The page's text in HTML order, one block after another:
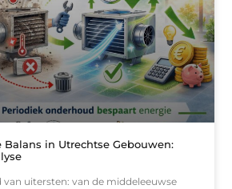
Balans in Utrechtse Gebouwen:
van uitersten: van de middeleeuwse